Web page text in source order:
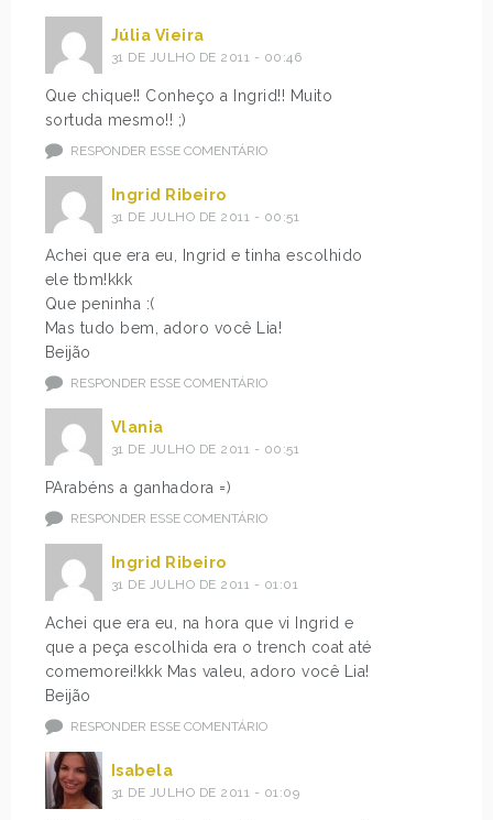
Júlia Vieira
31 DE JULHO DE 2011 - 00:46
Que chique!! Conheço a Ingrid!! Muito
sortuda mesmo!! ;)
RESPONDER ESSE COMENTÁRIO
Ingrid Ribeiro
31 DE JULHO DE 2011 - 00:51
Achei que era eu, Ingrid e tinha escolhido
ele tbm!kkk
Que peninha :(
Mas tudo bem, adoro você Lia!
Beijão
RESPONDER ESSE COMENTÁRIO
Vlania
31 DE JULHO DE 2011 - 00:51
PArabéns a ganhadora =)
RESPONDER ESSE COMENTÁRIO
Ingrid Ribeiro
31 DE JULHO DE 2011 - 01:01
Achei que era eu, na hora que vi Ingrid e
que a peça escolhida era o trench coat até
comemorei!kkk Mas valeu, adoro você Lia!
Beijão
RESPONDER ESSE COMENTÁRIO
Isabela
31 DE JULHO DE 2011 - 01:09